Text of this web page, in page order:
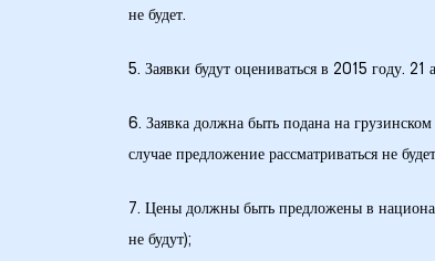
не будет.
5. Заявки будут оцениваться в 2015 году.
6. Заявка должна быть подана на
случае предложение рассматриваться не
7. Цены должны быть предложены в
не будут);